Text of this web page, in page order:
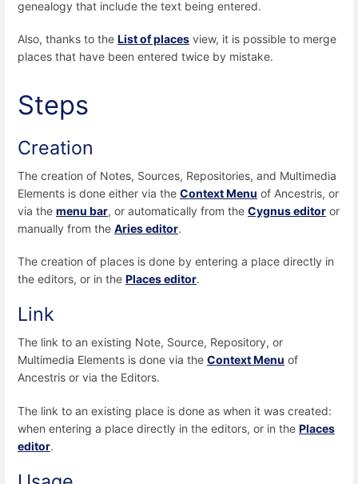
genealogy that include the text being entered.
Also, thanks to the List of places view, it is possible to merge
places that have been entered twice by mistake.
Steps
Creation
The creation of Notes, Sources, Repositories, and Multimedia
Elements is done either via the Context Menu of Ancestris, or
via the menu bar, or automatically from the Cygnus editor or
manually from the Aries editor.
The creation of places is done by entering a place directly in
the editors, or in the Places editor.
Link
The link to an existing Note, Source, Repository, or
Multimedia Elements is done via the Context Menu of
Ancestris or via the Editors.
The link to an existing place is done as when it was created:
when entering a place directly in the editors, or in the Places
editor.